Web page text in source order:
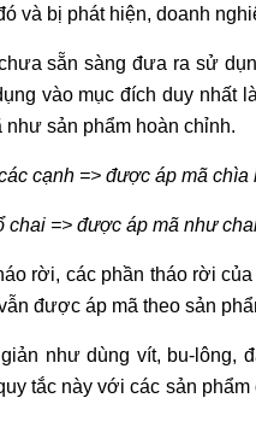
và bị phát hiện, doanh
sẵn sàng đưa ra sử
vào mục đích duy nhất
sản phẩm hoàn chỉnh.
cạnh => được áp mã chìa
=> được áp mã như
rời, các phần tháo rời
được áp mã theo sản
như dùng vít, bu-lông,
tắc này với các sản